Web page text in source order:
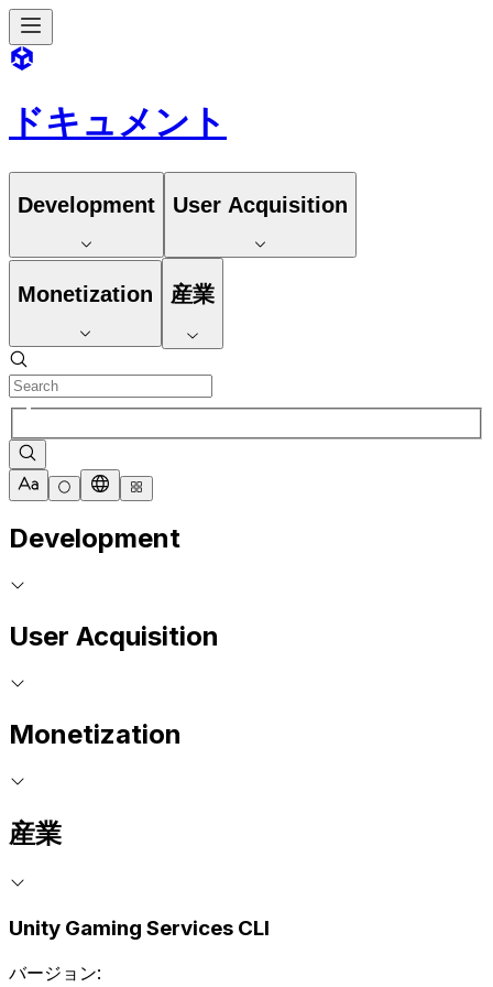
ドキュメント
Development User Acquisition
Monetization 産業
Development
User Acquisition
Monetization
産業
Unity Gaming Services CLI
バージョン: